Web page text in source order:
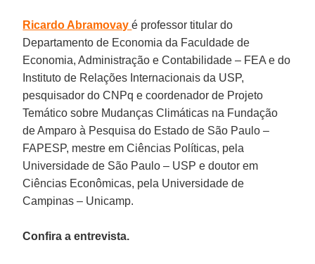
Ricardo Abramovayé professor titular do
Departamento de Economia da Faculdade de
Economia, Administração e Contabilidade – FEA e do
Instituto de Relações Internacionais da USP,
pesquisador do CNPq e coordenador de Projeto
Temático sobre Mudanças Climáticas na Fundação
de Amparo à Pesquisa do Estado de São Paulo –
FAPESP, mestre em Ciências Políticas, pela
Universidade de São Paulo – USP e doutor em
Ciências Econômicas, pela Universidade de
Campinas – Unicamp.
Confira a entrevista.